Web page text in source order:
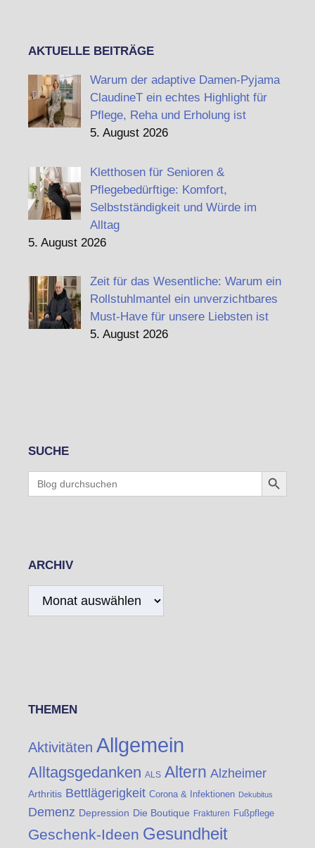
AKTUELLE BEITRÄGE
Warum der adaptive Damen-Pyjama
ClaudineT ein echtes Highlight für
Pflege, Reha und Erholung ist
5. August 2026
Kletthosen für Senioren &
Pflegebedürftige: Komfort,
Selbstständigkeit und Würde im
Alltag
5. August 2026
Zeit für das Wesentliche: Warum ein
Rollstuhlmantel ein unverzichtbares
Must-Have für unsere Liebsten ist
5. August 2026
SUCHE
Search
for:
Search Button
ARCHIV
THEMEN
Aktivitäten Allgemein
Alltagsgedanken ALS Altern Alzheimer
Arthritis Bettlägerigkeit Corona & Infektionen Dekubitus
Demenz Depression Die Boutique Frakturen Fußpflege
Geschenk-Ideen Gesundheit